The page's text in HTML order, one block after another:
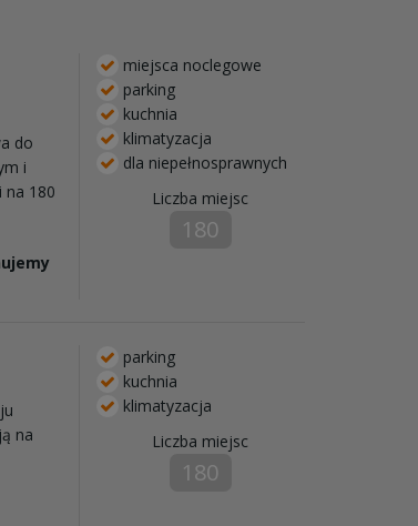
do
i
na 180
miejsca noclegowe
parking
kuchnia
klimatyzacja
dla niepełnosprawnych
Liczba miejsc
180
na
parking
kuchnia
klimatyzacja
Liczba miejsc
180